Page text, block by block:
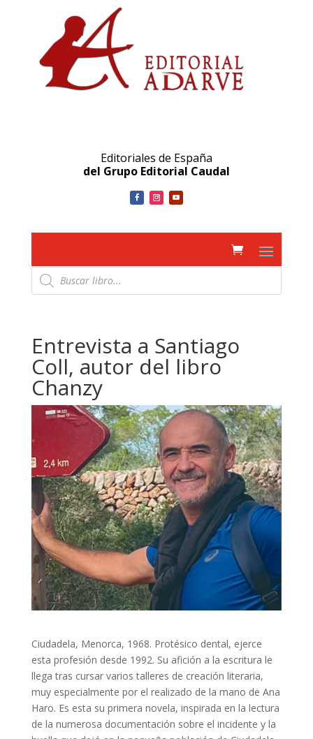
Editoriales de España
del Grupo Editorial Caudal
Búsqueda
de
productos
Entrevista a Santiago
Coll, autor del libro
Chanzy
Ciudadela, Menorca, 1968. Protésico dental, ejerce
esta profesión desde 1992. Su afición a la escritura le
llega tras cursar varios talleres de creación literaria,
muy especialmente por el realizado de la mano de Ana
Haro. Es esta su primera novela, inspirada en la lectura
de la numerosa documentación sobre el incidente y la